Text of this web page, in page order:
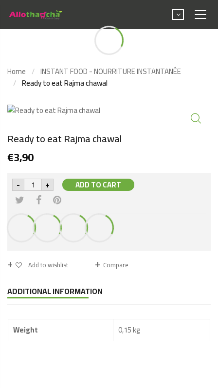
Ready to eat Rajma
Home
INSTANT FOOD - NOURRITURE INSTANTANÉE
Ready to eat Rajma chawal
Ready to eat Rajma chawal
€3,90
- Ready
to
Rajma
quantity
+ ADD TO CART
Add to wishlist Compare
ADDITIONAL INFORMATION
Weight 0,15 kg